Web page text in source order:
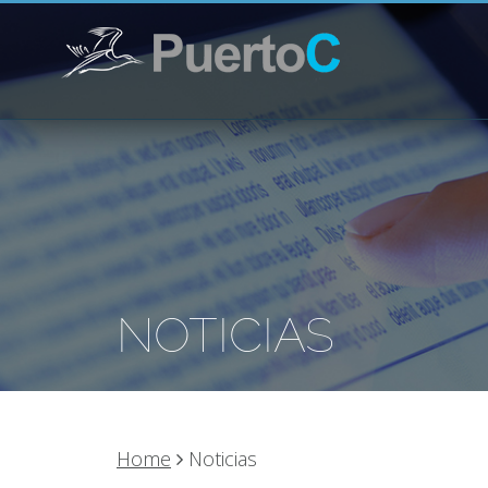
NOTICIAS
Home Noticias